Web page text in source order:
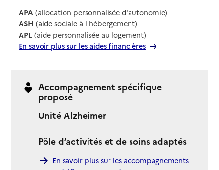
APA (allocation personnalisée d'autonomie)
ASH (aide sociale à l'hébergement)
APL (aide personnalisée au logement)
En savoir plus sur les aides financières
Accompagnement spécifique
proposé
Unité Alzheimer
Pôle d’activités et de soins adaptés
En savoir plus sur les accompagnements